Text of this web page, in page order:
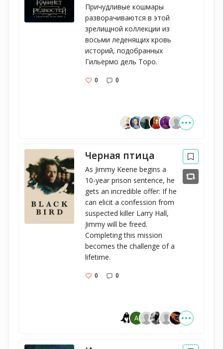
Причудливые кошмары
разворачиваются в этой
зрелищной коллекции из
восьми леденящих кровь
историй, подобранных
Гильермо дель Торо.
0 0
Черная птица
As Jimmy Keene begins a
10-year prison sentence, he
gets an incredible offer: If he
can elicit a confession from
suspected killer Larry Hall,
Jimmy will be freed.
Completing this mission
becomes the challenge of a
lifetime.
0 0